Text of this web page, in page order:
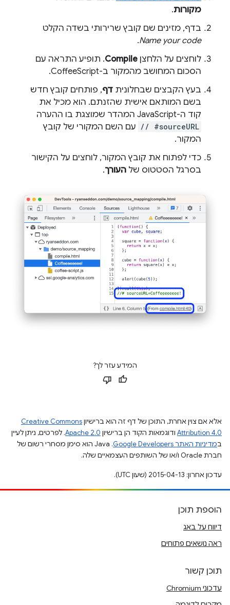
מקורות.
בדף, מזינים שם קובץ שרירותי בשדה הקלט
Name your code
.
לוחצים על הלחצן Compile. תופיע התראה עם
הסכום המחושב מהמקור ב-CoffeeScript.
בעץ הקבצים שבחלונית דף, פותחים קובץ חדש
בשם המותאם אישית שהזנתם. הוא מכיל את
קוד ה-JavaScript המהדר שמוצגת בו ההערה
// #sourceURL עם השם המקורי של קובץ
המקור.
כדי לפתוח את קובץ המקור, לוחצים על הקישור
בסרגל הסטטוס של העורך.
המידע עזר לך?
אלא אם צוין אחרת, התוכן של דף זה הוא ברישיוןCreative Commons
Attribution 4.0 ודוגמאות הקוד הן ברישיון Apache 2.0. לפרטים, ניתן לעיין
במדיניות האתר Google Developers‏
.‏ Java הוא סימן מסחרי רשום של
חברת Oracle ו/או של השותפים העצמאיים שלה.
עדכון אחרון: 2015-04-13 (שעון UTC).
הוספת תוכן
דיווח על באג
ראה נושאים פתוחים
תוכן קשור
עדכוני Chromium